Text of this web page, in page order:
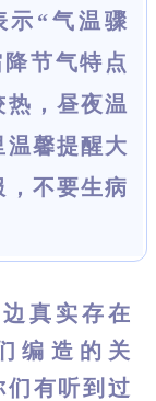
示“气温骤
节气特点
，昼夜温
温馨提醒大
，不要生病
真实存在
编造的关
有听到过